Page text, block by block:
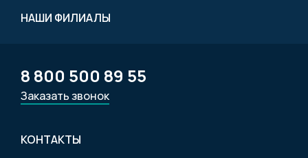
НАШИ ФИЛИАЛЫ
КОНТАКТЫ
8 800 500 89 55
Заказать звонок